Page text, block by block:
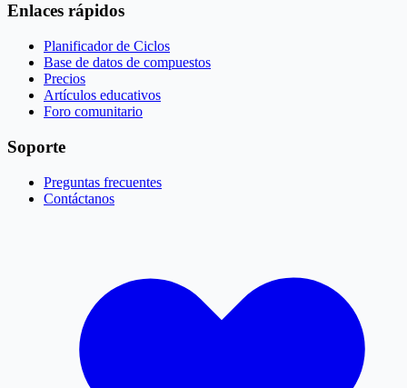
Enlaces rápidos
Planificador de Ciclos
Base de datos de compuestos
Precios
Artículos educativos
Foro comunitario
Soporte
Preguntas frecuentes
Contáctanos